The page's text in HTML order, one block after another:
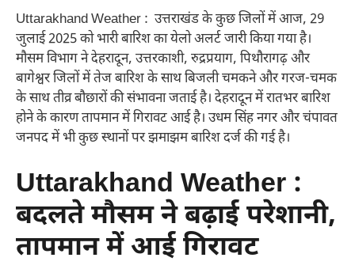
Uttarakhand Weather : उत्तराखंड के कुछ जिलों में आज, 29
जुलाई 2025 को भारी बारिश का येलो अलर्ट जारी किया गया है।
मौसम विभाग ने देहरादून, उत्तरकाशी, रुद्रप्रयाग, पिथौरागढ़ और
बागेश्वर जिलों में तेज बारिश के साथ बिजली चमकने और गरज-चमक
के साथ तीव्र बौछारों की संभावना जताई है। देहरादून में रातभर बारिश
होने के कारण तापमान में गिरावट आई है। उधम सिंह नगर और चंपावत
जनपद में भी कुछ स्थानों पर झमाझम बारिश दर्ज की गई है।
Uttarakhand Weather :
बदलते मौसम ने बढ़ाई परेशानी,
तापमान में आई गिरावट